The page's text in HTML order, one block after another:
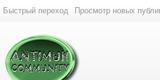
Быстрый переход Просмотр новых